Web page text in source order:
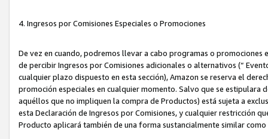
4. Ingresos por Comisiones Especiales o Promociones
De vez en cuando, podremos llevar a cabo programas o
de percibir Ingresos por Comisiones adicionales o alternativos (“
cualquier plazo dispuesto en esta sección), Amazon se reserva el
promoción especiales en cualquier momento. Salvo que se
aquéllos que no impliquen la compra de Productos) está sujeta a
esta Declaración de Ingresos por Comisiones, y cualquier restricción
Producto aplicará también de una forma sustancialmente similar